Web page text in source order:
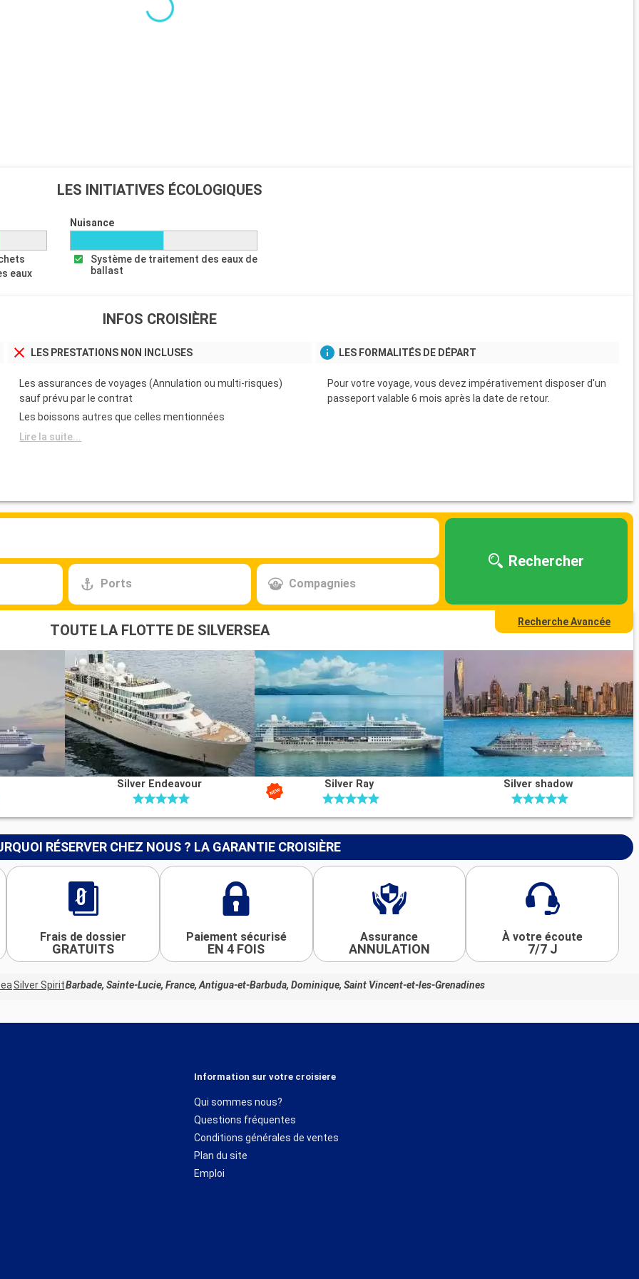
une grande
dans un
apprécier
et son
avec
de la ville
Départ
est le lieu
apercevrez
LES INITIATIVES ÉCOLOGIQUES
eaux
Nuisance
Système de traitement des eaux de
ballast
INFOS CROISIÈRE
LES PRESTATIONS NON INCLUSES
Les assurances de voyages (Annulation ou multi-risques)
sauf prévu par le contrat
Les boissons autres que celles mentionnées
Lire la suite...
LES FORMALITÉS DE DÉPART
Pour votre voyage, vous devez impérativement disposer d'un
passeport valable 6 mois après la date de retour.
Ports Compagnies
Rechercher
Recherche Avancée
TOUTE LA FLOTTE DE SILVERSEA
Silver Endeavour Silver Ray Silver shadow
RÉSERVER CHEZ NOUS ? LA GARANTIE CROISIÈRE
Frais de dossier
GRATUITS
Paiement sécurisé
EN 4 FOIS
Assurance
ANNULATION
À votre écoute
7/7 J
Silver SpiritBarbade, Sainte-Lucie, France, Antigua-et-Barbuda, Dominique, Saint Vincent-et-les-Grenadines
Information sur votre croisiere
Qui sommes nous?
Questions fréquentes
Conditions générales de ventes
Plan du site
Emploi